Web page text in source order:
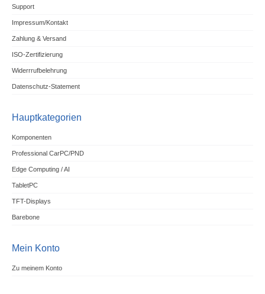
Support
Impressum/Kontakt
Zahlung & Versand
ISO-Zertifizierung
Widerrrufbelehrung
Datenschutz-Statement
Hauptkategorien
Komponenten
Professional CarPC/PND
Edge Computing / AI
TabletPC
TFT-Displays
Barebone
Mein Konto
Zu meinem Konto